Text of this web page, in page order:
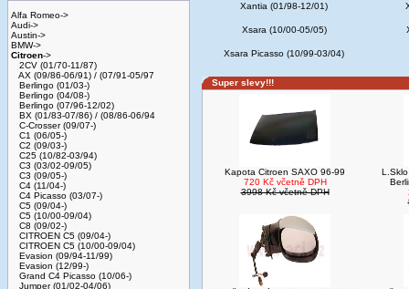
Alfa Romeo->
Audi->
Austin->
BMW->
Citroen->
2CV (01/70-11/87)
AX (09/86-06/91) / (07/91-05/97
Berlingo (01/03-)
Berlingo (04/08-)
Berlingo (07/96-12/02)
BX (01/83-07/86) / (08/86-06/94
C-Crosser (09/07-)
C1 (06/05-)
C2 (09/03-)
C25 (10/82-03/94)
C3 (03/02-09/05)
C3 (09/05-)
C4 (11/04-)
C4 Picasso (03/07-)
C5 (09/04-)
C5 (10/00-09/04)
C8 (09/02-)
CITROEN C5 (09/04-)
CITROEN C5 (10/00-09/04)
Evasion (09/94-11/99)
Evasion (12/99-)
Grand C4 Picasso (10/06-)
Jumper (01/02-04/06)
Xantia (01/98-12/01)
Xsara (10/00-05/05)
Xsara Picasso (10/99-03/04)
Super slevy!!!
Kapota Citroen SAXO 96-99
720 Kč včetně DPH
3998 Kč včetně DPH